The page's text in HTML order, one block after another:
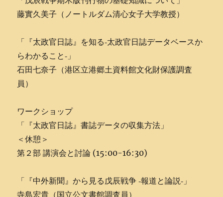
藤實久美子（ノートルダム清心女子大学教授）
「『太政官日誌』を知る‐太政官日誌データベースか
らわかること‐」
石田七奈子（港区立港郷土資料館文化財保護調査
員）
ワークショップ
「『太政官日誌』書誌データの収集方法」
＜休憩＞
第２部 講演会と討論 (15:00-16:30)
「『中外新聞』から見る戊辰戦争 ‐報道と論説‐」
寺島宏貴（国立公文書館調査員）